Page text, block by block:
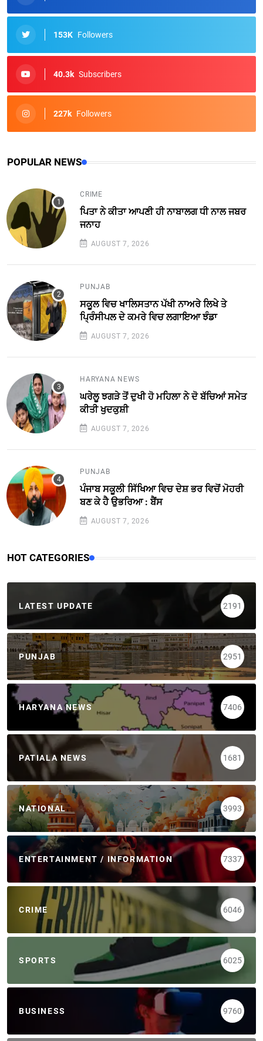
153K Followers
40.3k Subscribers
227k Followers
POPULAR NEWS
CRIME
ਪਿਤਾ ਨੇ ਕੀਤਾ ਆਪਣੀ ਹੀ ਨਾਬਾਲਗ ਧੀ ਨਾਲ ਜਬਰ
ਜਨਾਹ
AUGUST 7, 2026
PUNJAB
ਸਕੂਲ ਵਿਚ ਖਾਲਿਸਤਾਨ ਪੱਖੀ ਨਾਅਰੇ ਲਿਖੇ ਤੇ
ਪ੍ਰਿੰਸੀਪਲ ਦੇ ਕਮਰੇ ਵਿਚ ਲਗਾਇਆ ਝੰਡਾ
AUGUST 7, 2026
HARYANA NEWS
ਘਰੇਲੂ ਝਗੜੇ ਤੋਂ ਦੁਖੀ ਹੋ ਮਹਿਲਾ ਨੇ ਦੋ ਬੱਚਿਆਂ ਸਮੇਤ
ਕੀਤੀ ਖੁਦਕੁਸ਼ੀ
AUGUST 7, 2026
PUNJAB
ਪੰਜਾਬ ਸਕੂਲੀ ਸਿੱਖਿਆ ਵਿਚ ਦੇਸ਼ ਭਰ ਵਿਚੋਂ ਮੋਹਰੀ
ਬਣ ਕੇ ਹੈ ਉਭਰਿਆ : ਬੈਂਸ
AUGUST 7, 2026
HOT CATEGORIES
LATEST UPDATE 2191
PUNJAB 2951
HARYANA NEWS 7406
PATIALA NEWS 1681
NATIONAL 3993
ENTERTAINMENT / INFORMATION 7337
CRIME 6046
SPORTS 6025
BUSINESS 9760